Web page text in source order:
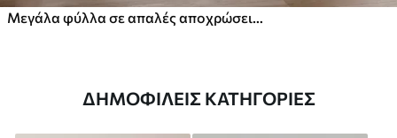
Μεγάλα φύλλα σε απαλές αποχρώσεις του πράσινου και του μπλε
ΔΗΜΟΦΙΛΕΊΣ ΚΑΤΗΓΟΡΊΕΣ